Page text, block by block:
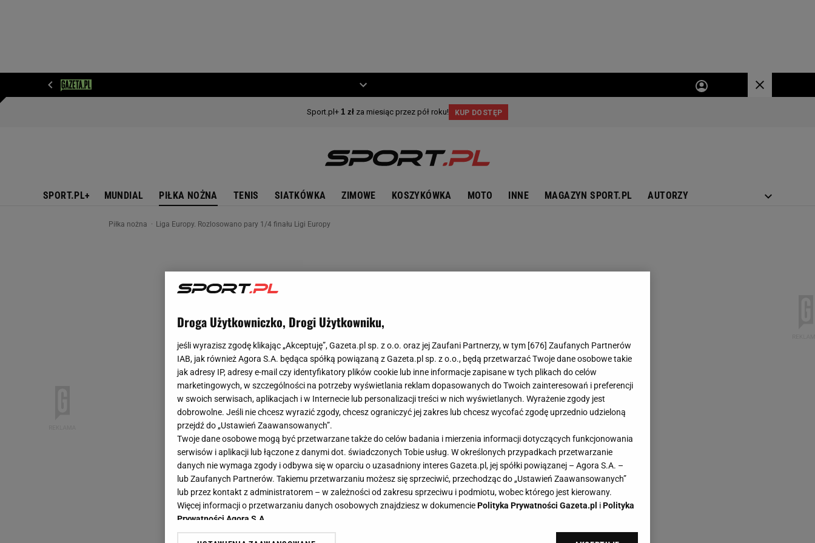
SPORT.PL+ MUNDIAL PIŁKA NOŻNA TENIS SIATKÓWKA ZIMOWE KOSZYKÓWKA MOTO INNE MAGAZYN SPORT.PL AUTORZY
Piłka nożna Liga Europy. Rozlosowano pary 1/4 finału Ligi Europy
Droga Użytkowniczko, Drogi Użytkowniku,
jeśli wyrazisz zgodę klikając „Akceptuję”, Gazeta.pl sp. z o.o. oraz jej Zaufani Partnerzy, w tym [676] Zaufanych Partnerów
IAB, jak również Agora S.A. będąca spółką powiązaną z Gazeta.pl sp. z o.o., będą przetwarzać Twoje dane osobowe takie
jak adresy IP, adresy e-mail czy identyfikatory plików cookie lub inne informacje zapisane w tych plikach do celów
marketingowych, w szczególności na potrzeby wyświetlania reklam dopasowanych do Twoich zainteresowań i preferencji
w swoich serwisach, aplikacjach i w Internecie lub personalizacji treści w nich wyświetlanych. Wyrażenie zgody jest
dobrowolne. Jeśli nie chcesz wyrazić zgody, chcesz ograniczyć jej zakres lub chcesz wycofać zgodę uprzednio udzieloną
przejdź do „Ustawień Zaawansowanych”.
Twoje dane osobowe mogą być przetwarzane także do celów badania i mierzenia informacji dotyczących funkcjonowania
serwisów i aplikacji lub łączone z danymi dot. świadczonych Tobie usług. W określonych przypadkach przetwarzanie
danych nie wymaga zgody i odbywa się w oparciu o uzasadniony interes Gazeta.pl, jej spółki powiązanej – Agora S.A. –
lub Zaufanych Partnerów. Takiemu przetwarzaniu możesz się sprzeciwić, przechodząc do „Ustawień Zaawansowanych”
lub przez kontakt z administratorem – w zależności od zakresu sprzeciwu i podmiotu, wobec którego jest kierowany.
Więcej informacji o przetwarzaniu danych osobowych znajdziesz w dokumenciePolityka Prywatności Gazeta.pl iPolityka
Prywatności Agora S.A.